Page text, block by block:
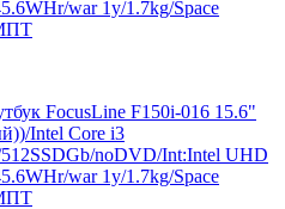
FocusLine F150i-016 15.6"
Intel Core i3
noDVD/Int:Intel UHD
war 1y/1.7kg/Space